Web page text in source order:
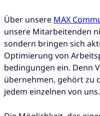
Über unsere MAX
unsere Mitarbeitenden
sondern bringen sich
Optimierung von
bedingungen ein. Denn
übernehmen, gehört zu
jedem einzelnen von uns.